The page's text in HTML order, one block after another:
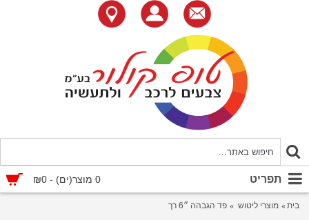
0 מוצר(ים) - ₪0 תפריט
בית מוצרי ליטוש פד הגבהה ״6 רך